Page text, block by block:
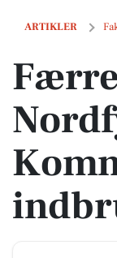
ARTIKLER
Færre